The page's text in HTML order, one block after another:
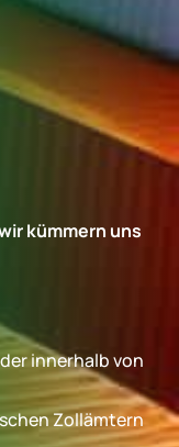
kümmern uns
innerhalb von
Zollämtern